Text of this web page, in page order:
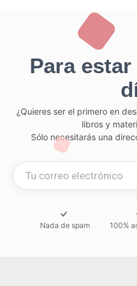
Para
¿Quieres ser el primero en
libros y
Sólo necesitarás una
Nada de spam 100%